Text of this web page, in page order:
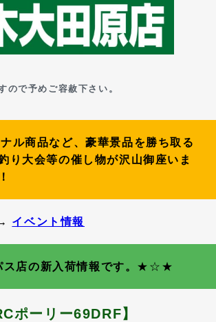
ので予めご容赦下さい。
ル商品など、豪華景品を勝ち取る
り大会等の催し物が沢山御座いま
イベント情報
店の新入荷情報です。 ★☆★
ポーリー69DRF】